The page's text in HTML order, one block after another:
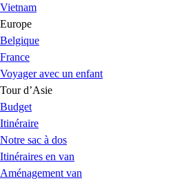
Vietnam
Europe
Belgique
France
Voyager avec un enfant
Tour d’Asie
Budget
Itinéraire
Notre sac à dos
Itinéraires en van
Aménagement van